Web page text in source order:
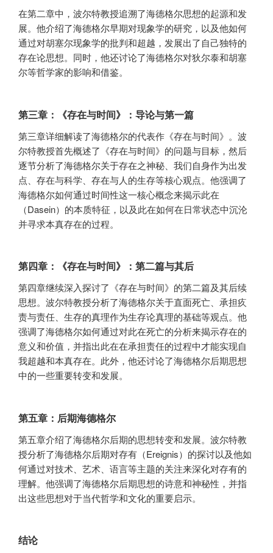
在第二章中，波尔特教授追溯了海德格尔思想的起源和发
展。他介绍了海德格尔早期对现象学的研究，以及他如何
通过对胡塞尔现象学的批判和超越，发展出了自己独特的
存在论思想。同时，他还讨论了海德格尔对狄尔泰和胡塞
尔等哲学家的影响和借鉴。
第三章：《存在与时间》：导论与第一篇
第三章详细解读了海德格尔的代表作《存在与时间》。波
尔特教授首先概述了《存在与时间》的问题与目标，然后
逐节分析了海德格尔关于存在之神秘、我们自身作为出发
点、存在与科学、存在与人的生存等核心观点。他强调了
海德格尔如何通过时间性这一核心概念来揭示此在
（Dasein）的本质特征，以及此在如何在日常状态中沉沦
并寻求本真存在的过程。
第四章：《存在与时间》：第二篇与其后
第四章继续深入探讨了《存在与时间》的第二篇及其后续
思想。波尔特教授分析了海德格尔关于直面死亡、承担疚
责与责任、生存的真理作为生存论真理的基础等观点。他
强调了海德格尔如何通过对此在死亡的分析来揭示存在的
意义和价值，并指出此在在承担责任的过程中才能实现自
我超越和本真存在。此外，他还讨论了海德格尔后期思想
中的一些重要转变和发展。
第五章：后期海德格尔
第五章介绍了海德格尔后期的思想转变和发展。波尔特教
授分析了海德格尔后期对存有（Ereignis）的探讨以及他如
何通过对技术、艺术、语言等主题的关注来深化对存有的
理解。他强调了海德格尔后期思想的诗意和神秘性，并指
出这些思想对于当代哲学和文化的重要启示。
结论